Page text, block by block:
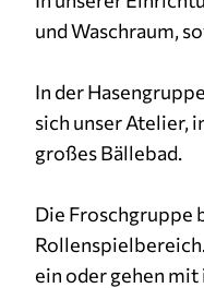
und Waschraum,
In der
sich unser Atelier,
großes Bällebad.
Die Froschgruppe
ein oder gehen